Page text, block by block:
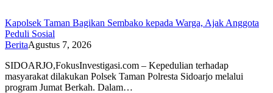
Kapolsek Taman Bagikan Sembako kepada Warga, Ajak Anggota
Peduli Sosial
BeritaAgustus 7, 2026
SIDOARJO,FokusInvestigasi.com – Kepedulian terhadap
masyarakat dilakukan Polsek Taman Polresta Sidoarjo melalui
program Jumat Berkah. Dalam…